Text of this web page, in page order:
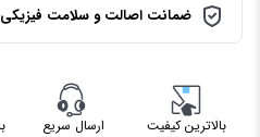
ضمانت اصالت و سلامت فیزیکی
بالاترین کیفیت ارسال سریع